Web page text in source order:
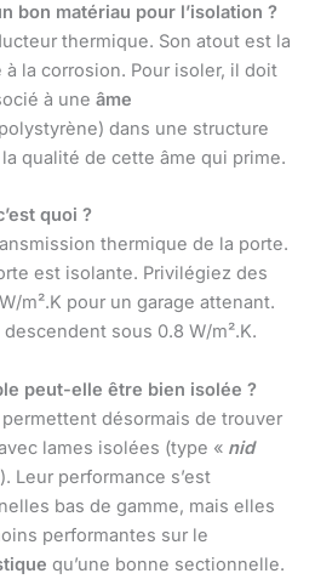
bon matériau pour l’isolation ?
thermique. Son atout est la
la corrosion. Pour isoler, il doit
à une âme
dans une structure
la qualité de cette âme qui prime.
quoi ?
thermique de la porte.
est isolante. Privilégiez des
m².K pour un garage attenant.
sous 0.8 W/m².K.
peut-elle être bien isolée ?
désormais de trouver
lames isolées (type « nid
Leur performance s’est
bas de gamme, mais elles
performantes sur le
qu’une bonne sectionnelle.